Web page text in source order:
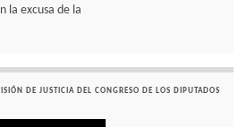
la excusa de la
DE JUSTICIA DEL CONGRESO DE LOS DIPUTADOS